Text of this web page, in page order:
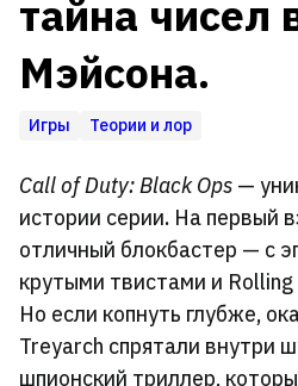
темы
тайна чисел
Мэйсона.
Игры Теории и лор
Call of Duty: Black Ops —
истории серии. На первый
отличный блокбастер — с
крутыми твистами и
Но если копнуть глубже,
Treyarch спрятали внутри
шпионский триллер,